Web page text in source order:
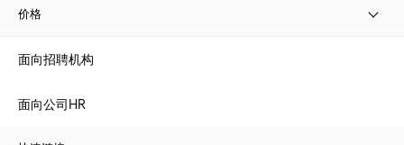
价格
面向招聘机构
面向公司HR